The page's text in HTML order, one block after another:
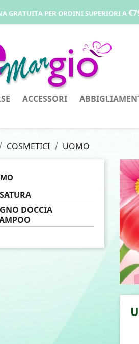
GRATUITA PER ORDINI SUPERIORI A
ACCESSORI
COSMETICI UOMO
DOCCIA